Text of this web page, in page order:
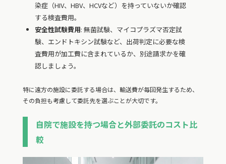
染症（HIV、HBV、HCVなど）を持っていないか確認
する検査費用。
安全性試験費用: 無菌試験、マイコプラズマ否定試
験、エンドトキシン試験など、出荷判定に必要な検
査費用が加工費に含まれているか、別途請求かを確
認しましょう。
特に遠方の施設に委託する場合は、輸送費が毎回発生するため、
その負担も考慮して委託先を選ぶことが大切です。
自院で施設を持つ場合と外部委託のコスト比
較